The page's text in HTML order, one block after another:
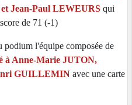
Jean-Paul LEWEURS qui
de 71 (-1)
podium l'équipe composée de
à Anne-Marie JUTON,
GUILLEMIN avec une carte